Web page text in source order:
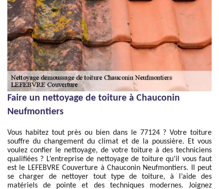
Faire un nettoyage de toiture à Chauconin
Neufmontiers
Vous habitez tout près ou bien dans le 77124 ? Votre toiture
souffre du changement du climat et de la poussière. Et vous
voulez confier le nettoyage, de votre toiture à des techniciens
qualifiées ? L’entreprise de nettoyage de toiture qu’il vous faut
est le LEFEBVRE Couverture à Chauconin Neufmontiers. Il peut
se charger de nettoyer tout type de toiture, à l’aide des
matériels de pointe et des techniques modernes. Joignez